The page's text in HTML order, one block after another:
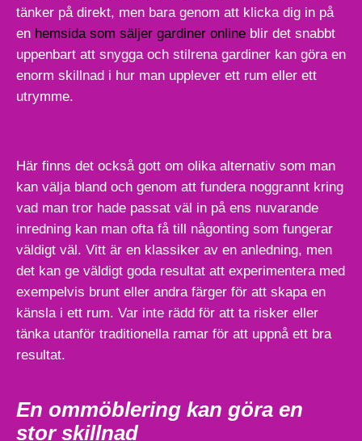
tänker på direkt, men bara genom att klicka dig in på
en hemsida som säljer gardiner online blir det snabbt
uppenbart att snygga och stilrena gardiner kan göra en
enorm skillnad i hur man upplever ett rum eller ett
utrymme.
Här finns det också gott om olika alternativ som man
kan välja bland och genom att fundera noggrannt kring
vad man tror hade passat väl in på ens nuvarande
inredning kan man ofta få till någonting som fungerar
väldigt väl. Vitt är en klassiker av en anledning, men
det kan ge väldigt goda resultat att experimentera med
exempelvis brunt eller andra färger för att skapa en
känsla i ett rum. Var inte rädd för att ta risker eller
tänka utanför traditionella ramar för att uppnå ett bra
resultat.
En ommöblering kan göra en
stor skillnad